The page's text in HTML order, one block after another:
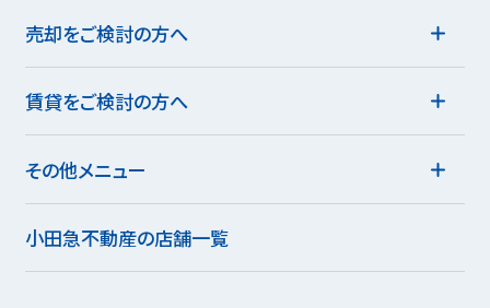
売却をご検討の方へ
賃貸をご検討の方へ
その他メニュー
小田急不動産の店舗一覧